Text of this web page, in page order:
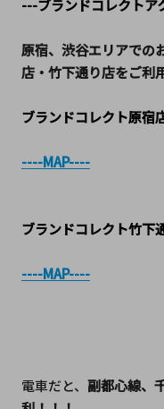
---ブランドコレクトア
原宿、渋谷エリアでの
店・竹下通り店をご利
ブランドコレクト原宿
----MAP----
ブランドコレクト竹下
----MAP----
電車だと、 副都心線、